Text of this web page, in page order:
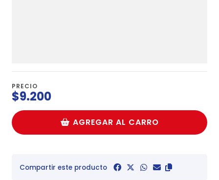
PRECIO
$9.200
AGREGAR AL CARRO
Compartir este producto